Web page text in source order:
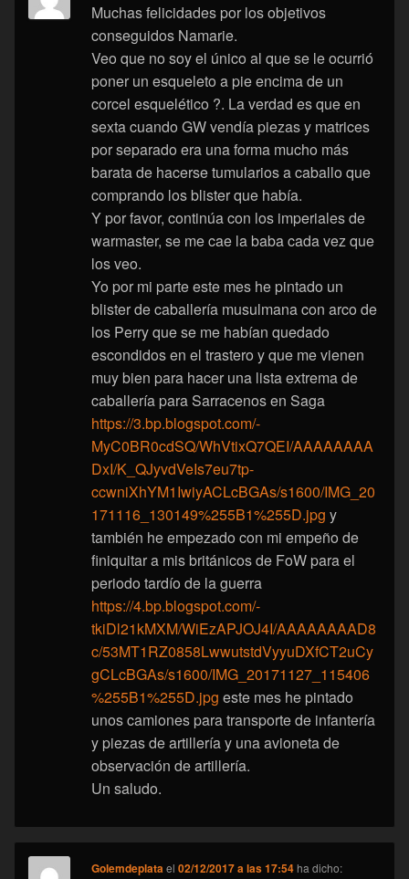
Muchas felicidades por los objetivos
conseguidos Namarie.
Veo que no soy el único al que se le ocurrió
poner un esqueleto a pie encima de un
corcel esquelético ?. La verdad es que en
sexta cuando GW vendía piezas y matrices
por separado era una forma mucho más
barata de hacerse tumularios a caballo que
comprando los blister que había.
Y por favor, continúa con los imperiales de
warmaster, se me cae la baba cada vez que
los veo.
Yo por mi parte este mes he pintado un
blister de caballería musulmana con arco de
los Perry que se me habían quedado
escondidos en el trastero y que me vienen
muy bien para hacer una lista extrema de
caballería para Sarracenos en Saga
https://3.bp.blogspot.com/-
MyC0BR0cdSQ/WhVtixQ7QEI/AAAAAAAA
DxI/K_QJyvdVeIs7eu7tp-
ccwniXhYM1IwiyACLcBGAs/s1600/IMG_20
171116_130149%255B1%255D.jpg y
también he empezado con mi empeño de
finiquitar a mis británicos de FoW para el
periodo tardío de la guerra
https://4.bp.blogspot.com/-
tkiDl21kMXM/WiEzAPJOJ4I/AAAAAAAAD8
c/53MT1RZ0858LwwutstdVyyuDXfCT2uCy
gCLcBGAs/s1600/IMG_20171127_115406
%255B1%255D.jpg este mes he pintado
unos camiones para transporte de infantería
y piezas de artillería y una avioneta de
observación de artillería.
Un saludo.
Golemdeplatael02/12/2017 a las 17:54 ha dicho: